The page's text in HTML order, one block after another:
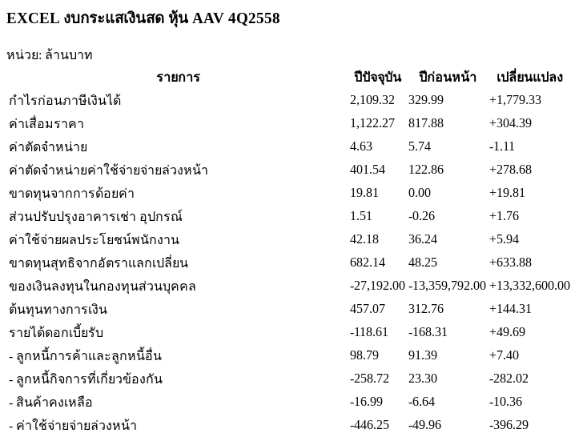
EXCEL งบกระแสเงินสด หุ้น AAV 4Q2558
หน่วย: ล้านบาท
รายการ
ปีปัจจุบัน ปีก่อนหน้า
เปลี่ยนแปลง
กำไรก่อนภาษีเงินได้
2,109.32 329.99
+1,779.33
ค่าเสื่อมราคา
1,122.27 817.88
+304.39
ค่าตัดจำหน่าย
4.63 5.74
-1.11
ค่าตัดจำหน่ายค่าใช้จ่ายจ่ายล่วงหน้า
401.54 122.86
+278.68
ขาดทุนจากการด้อยค่า
19.81 0.00
+19.81
ส่วนปรับปรุงอาคารเช่า อุปกรณ์
1.51 -0.26
+1.76
ค่าใช้จ่ายผลประโยชน์พนักงาน
42.18 36.24
+5.94
ขาดทุนสุทธิจากอัตราแลกเปลี่ยน
682.14 48.25
+633.88
ของเงินลงทุนในกองทุนส่วนบุคคล
-27,192.00 -13,359,792.00 +13,332,600.00
ต้นทุนทางการเงิน
457.07 312.76
+144.31
รายได้ดอกเบี้ยรับ
-118.61 -168.31
+49.69
- ลูกหนี้การค้าและลูกหนี้อื่น
98.79 91.39
+7.40
- ลูกหนี้กิจการที่เกี่ยวข้องกัน
-258.72 23.30
-282.02
- สินค้าคงเหลือ
-16.99 -6.64
-10.36
- ค่าใช้จ่ายจ่ายล่วงหน้า
-446.25 -49.96
-396.29